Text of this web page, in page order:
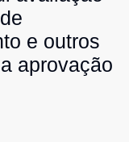
e outros
aprovação